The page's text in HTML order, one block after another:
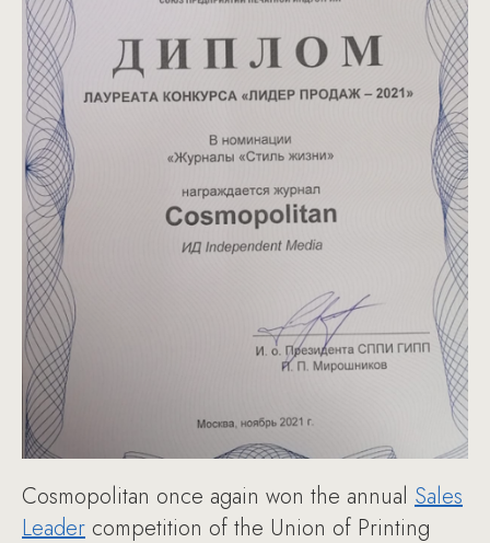
Cosmopolitan once again won the annual Sales
Leader competition of the Union of Printing